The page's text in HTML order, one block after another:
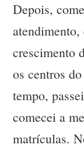
Depois,
crescimento
os centros
tempo,
comecei a
matrículas.